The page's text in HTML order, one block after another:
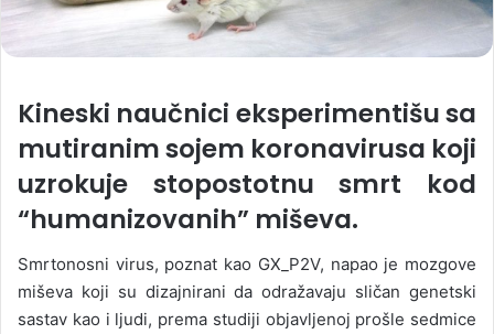
Kineski naučnici eksperimentišu sa
mutiranim sojem koronavirusa koji
uzrokuje stopostotnu smrt kod
“humanizovanih” miševa.
Smrtonosni virus, poznat kao GX_P2V, napao je mozgove
miševa koji su dizajnirani da odražavaju sličan genetski
sastav kao i ljudi, prema studiji objavljenoj prošle sedmice